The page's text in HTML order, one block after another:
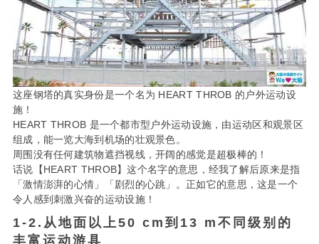
这座钢塔的真实身份是一个名为 HEART THROB 的户外运动设
施！
HEART THROB 是一个都市型户外运动设施，由运动区和观景区
组成，能一览大海到机场的壮观景色。
周围没有任何建筑物遮挡视线，开阔的感觉是超极棒的！
话说【HEART THROB】这个名字的意思，经我了解后原来是指
「激情澎湃的心情」「剧烈的心跳」。正如它的意思，这是一个
令人感到刺激兴奋的运动设施！
1-2.从地面以上50 cm到13 m不同级别的
丰富运动游具